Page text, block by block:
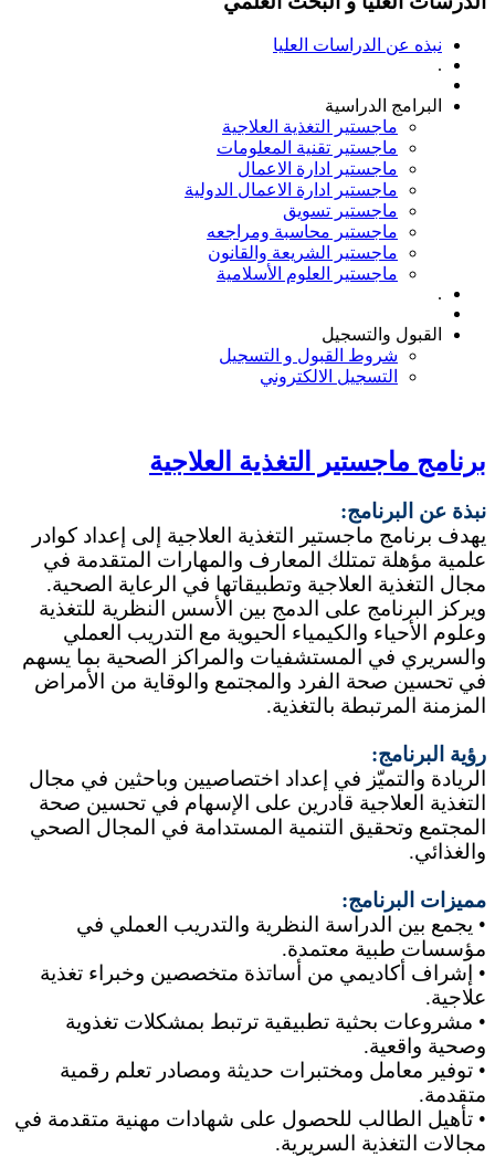
نبذه عن الدراسات العليا
.
البرامج الدراسية
ماجستير التغذية العلاجية
ماجستير تقنية المعلومات
ماجستير ادارة الاعمال
ماجستير ادارة الاعمال الدولية
ماجستير تسويق
ماجستير محاسبة ومراجعه
ماجستير الشريعة والقانون
ماجستير العلوم الأسلامية
.
القبول والتسجيل
شروط القبول و التسجيل
التسجيل الالكتروني
برنامج ماجستير التغذية العلاجية
نبذة عن البرنامج:
يهدف برنامج ماجستير التغذية العلاجية إلى إعداد كوادر
علمية مؤهلة تمتلك المعارف والمهارات المتقدمة في
مجال التغذية العلاجية وتطبيقاتها في الرعاية الصحية.
ويركز البرنامج على الدمج بين الأسس النظرية للتغذية
وعلوم الأحياء والكيمياء الحيوية مع التدريب العملي
والسريري في المستشفيات والمراكز الصحية بما يسهم
في تحسين صحة الفرد والمجتمع والوقاية من الأمراض
المزمنة المرتبطة بالتغذية.
رؤية البرنامج:
الريادة والتميّز في إعداد اختصاصيين وباحثين في مجال
التغذية العلاجية قادرين على الإسهام في تحسين صحة
المجتمع وتحقيق التنمية المستدامة في المجال الصحي
والغذائي.
مميزات البرنامج:
• يجمع بين الدراسة النظرية والتدريب العملي في
مؤسسات طبية معتمدة.
• إشراف أكاديمي من أساتذة متخصصين وخبراء تغذية
علاجية.
• مشروعات بحثية تطبيقية ترتبط بمشكلات تغذوية
وصحية واقعية.
• توفير معامل ومختبرات حديثة ومصادر تعلم رقمية
متقدمة.
• تأهيل الطالب للحصول على شهادات مهنية متقدمة في
مجالات التغذية السريرية.